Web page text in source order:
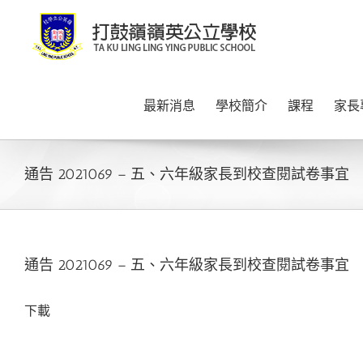
content
最新消息 學校簡介 課程 家
通告 2021069 – 五、六年級家長到校查閱試卷事宜
通告 2021069 – 五、六年級家長到校查閱試卷事宜
下載